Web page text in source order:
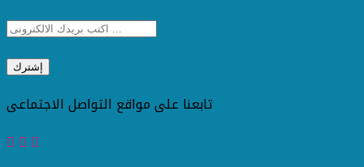
تابعنا على مواقع التواصل الاجتماعى